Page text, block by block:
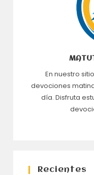
En nuestro
devociones
día. Disfruta
Recientes